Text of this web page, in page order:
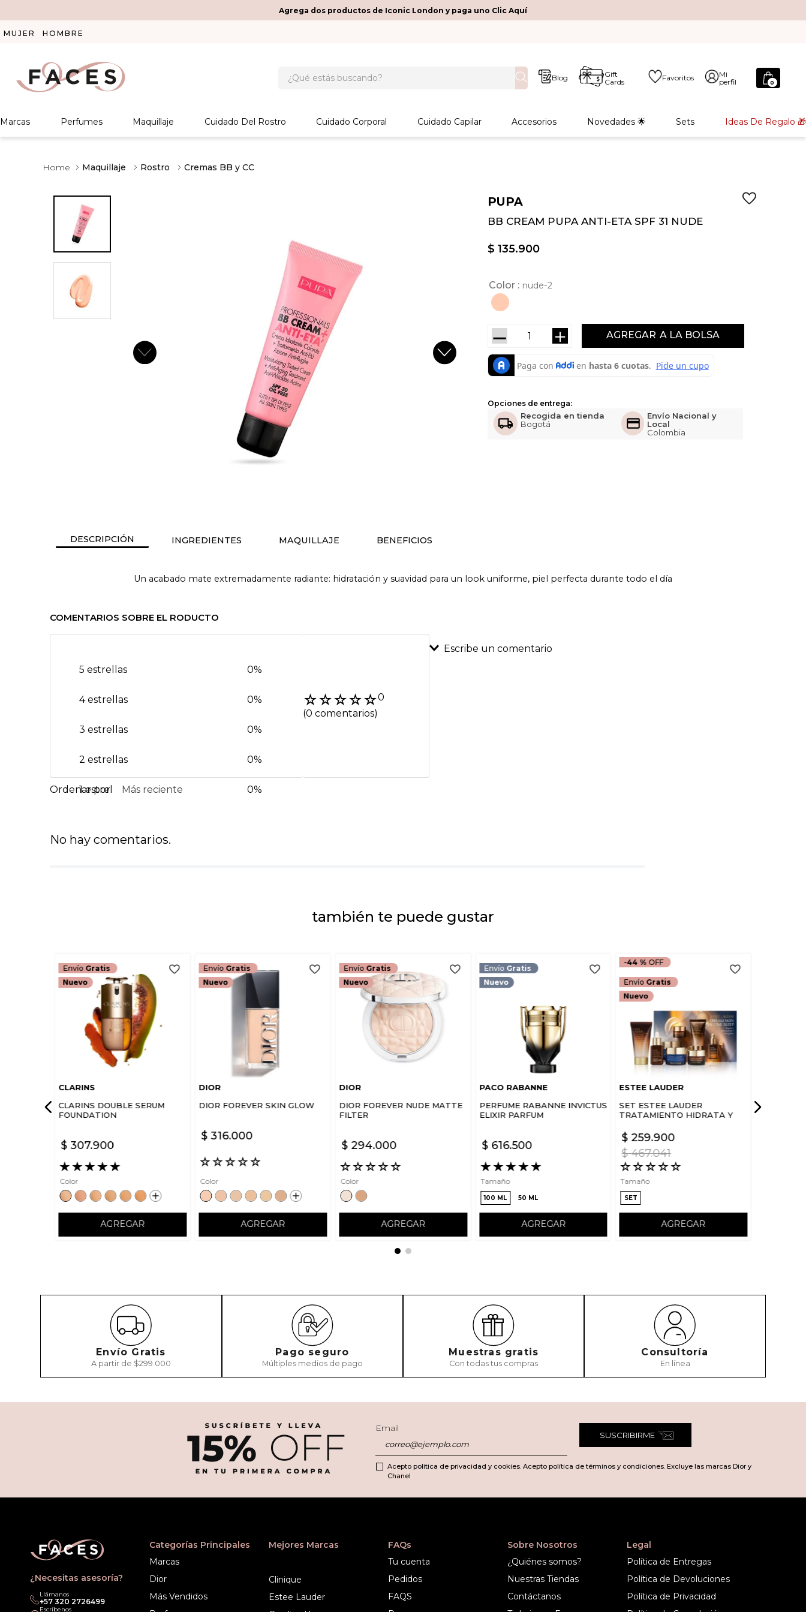
Agrega dos productos de Iconic London y paga uno Clic Aquí
MUJER HOMBRE
Blog
Gift
Cards
Favoritos
Mi
perfil
0
Marcas Perfumes Maquillaje Cuidado Del Rostro Cuidado Corporal Cuidado Capilar Accesorios Novedades 🌟 Sets Ideas De Regalo 🎁
Maquillaje Rostro Cremas BB y CC
PUPA
BB CREAM PUPA ANTI-ETA SPF 31 NUDE
$ 135.900
Color nude-2
AGREGAR
＋
－
Opciones de entrega:
Recogida en tienda
Bogotá
Envío Nacional y
Local
Colombia
DESCRIPCIÓN INGREDIENTES MAQUILLAJE BENEFICIOS
Un acabado mate extremadamente radiante: hidratación y suavidad para un look uniforme, piel perfecta durante todo el día
COMENTARIOS SOBRE EL RODUCTO
☆☆☆☆☆0
(0 comentarios)
5 estrellas 0%
4 estrellas 0%
3 estrellas 0%
2 estrellas 0%
1 estrella 0%
Escribe un comentario
Más reciente
No hay comentarios.
también te puede gustar
Envío Gratis
CLARINS
CLARINS DOUBLE SERUM
FOUNDATION
$ 307.900
★★★★★
Color
AGREGAR
Envío Gratis
DIOR
DIOR FOREVER SKIN GLOW
$ 316.000
☆☆☆☆☆
Color
AGREGAR
Envío Gratis
DIOR
DIOR FOREVER NUDE MATTE
FILTER
$ 294.000
☆☆☆☆☆
Color
AGREGAR
Envío Gratis
PACO RABANNE
PERFUME RABANNE INVICTUS
ELIXIR PARFUM
$ 616.500
★★★★★
Tamaño
100 ML 50 ML
AGREGAR
Envío Gratis
-44 %
ESTEE LAUDER
SET ESTEE LAUDER
TRATAMIENTO HIDRATA Y
SKIN IN ONE SLEEP
$ 467.041
$ 259.900
☆☆☆☆☆
Tamaño
SET
AGREGAR
Envío Gratis
A partir de $299.000
Pago seguro
Múltiples medios de pago
Muestras gratis
Con todas tus compras
Consultoría
En línea
Email
SUSCRIBIRME
Acepto política de privacidad y cookies. Acepto política de términos y condiciones. Excluye las marcas Dior y
Chanel
¿Necesitas asesoría?
Llámanos
‎+57 320 2726499
Escríbenos
Categorías Principales
Marcas
Dior
Más Vendidos
Mejores Marcas
Clinique
Estee Lauder
FAQs
Tu cuenta
Pedidos
FAQS
Sobre Nosotros
¿Quiénes somos?
Nuestras Tiendas
Contáctanos
Legal
Política de Entregas
Política de Devoluciones
Política de Privacidad